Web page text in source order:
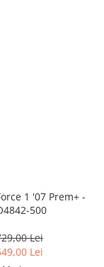
1 '07 Prem+ -
500
Lei
Lei